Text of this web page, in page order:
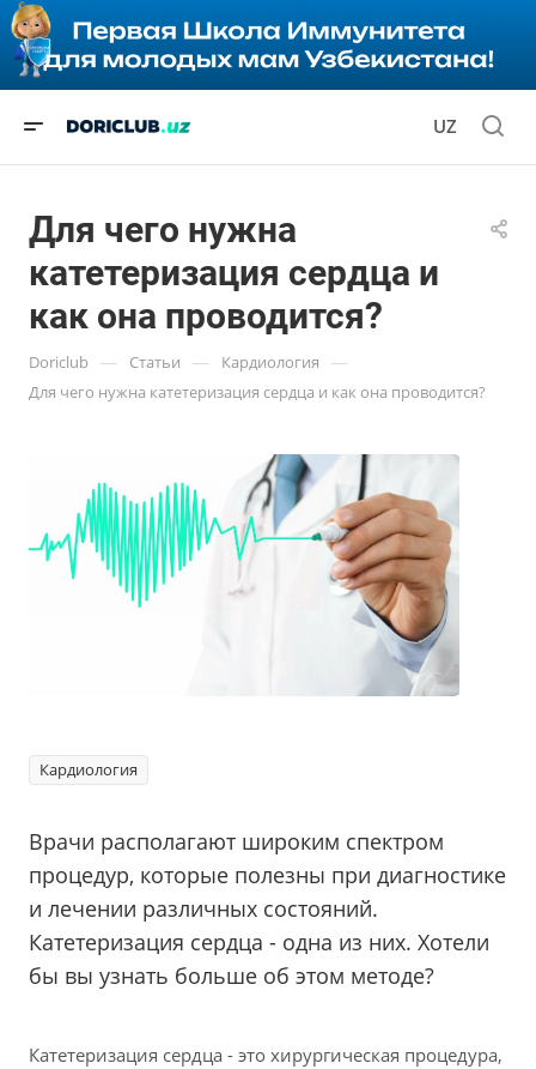
UZ
Для чего нужна
катетеризация сердца и
как она проводится?
Doriclub — Статьи — Кардиология —
Для чего нужна катетеризация сердца и как она проводится?
Кардиология
Врачи располагают широким спектром
процедур, которые полезны при диагностике
и лечении различных состояний.
Катетеризация сердца - одна из них. Хотели
бы вы узнать больше об этом методе?
Катетеризация сердца - это хирургическая процедура,